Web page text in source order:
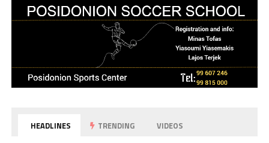
HEADLINES TRENDING VIDEOS